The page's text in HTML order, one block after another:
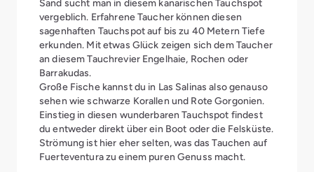
Sand sucht man in diesem kanarischen Tauchspot
vergeblich. Erfahrene Taucher können diesen
sagenhaften Tauchspot auf bis zu 40 Metern Tiefe
erkunden. Mit etwas Glück zeigen sich dem Taucher
an diesem Tauchrevier Engelhaie, Rochen oder
Barrakudas.
Große Fische kannst du in Las Salinas also genauso
sehen wie schwarze Korallen und Rote Gorgonien.
Einstieg in diesen wunderbaren Tauchspot findest
du entweder direkt über ein Boot oder die Felsküste.
Strömung ist hier eher selten, was das Tauchen auf
Fuerteventura zu einem puren Genuss macht.